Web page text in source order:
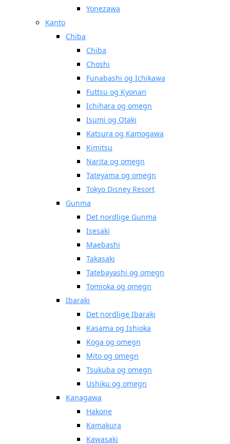
Yonezawa
Kanto
Chiba
Chiba
Choshi
Funabashi og Ichikawa
Futtsu og Kyonan
Ichihara og omegn
Isumi og Otaki
Katsura og Kamogawa
Kimitsu
Narita og omegn
Tateyama og omegn
Tokyo Disney Resort
Gunma
Det nordlige Gunma
Isesaki
Maebashi
Takasaki
Tatebayashi og omegn
Tomioka og omegn
Ibaraki
Det nordlige Ibaraki
Kasama og Ishioka
Koga og omegn
Mito og omegn
Tsukuba og omegn
Ushiku og omegn
Kanagawa
Hakone
Kamakura
Kawasaki